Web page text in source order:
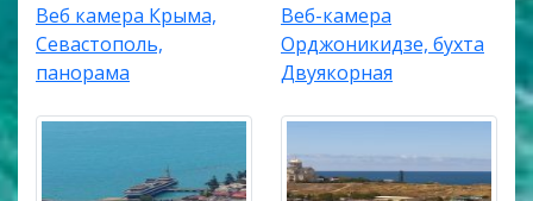
Веб камера Крыма,
Севастополь,
панорама
Веб-камера
Орджоникидзе, бухта
Двуякорная